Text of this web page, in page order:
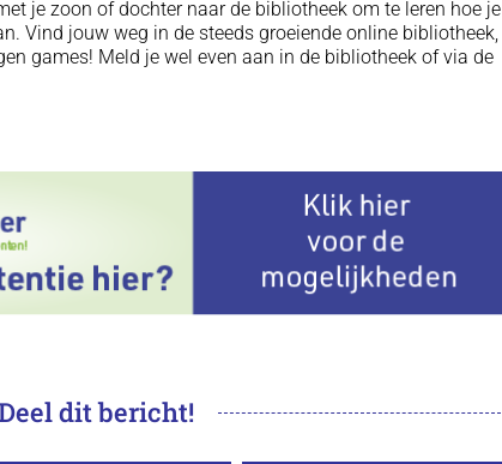
je zoon of dochter naar de bibliotheek om te leren hoe je
Vind jouw weg in de steeds groeiende online bibliotheek,
games! Meld je wel even aan in de bibliotheek of via de
dit bericht!